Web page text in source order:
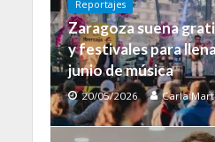
Reportajes
Zaragoza suena
y festivales para
junio de música
20/05/2026 Carla